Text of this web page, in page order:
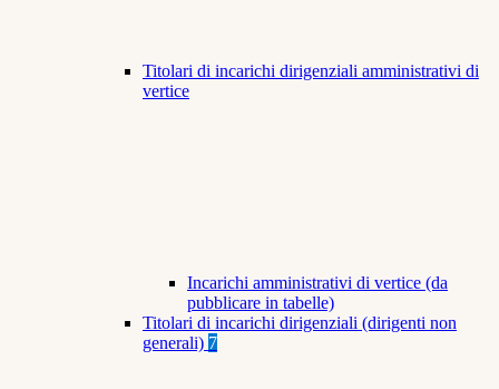
Titolari di incarichi dirigenziali amministrativi di
vertice
Incarichi amministrativi di vertice (da
pubblicare in tabelle)
Titolari di incarichi dirigenziali (dirigenti non
generali) 7